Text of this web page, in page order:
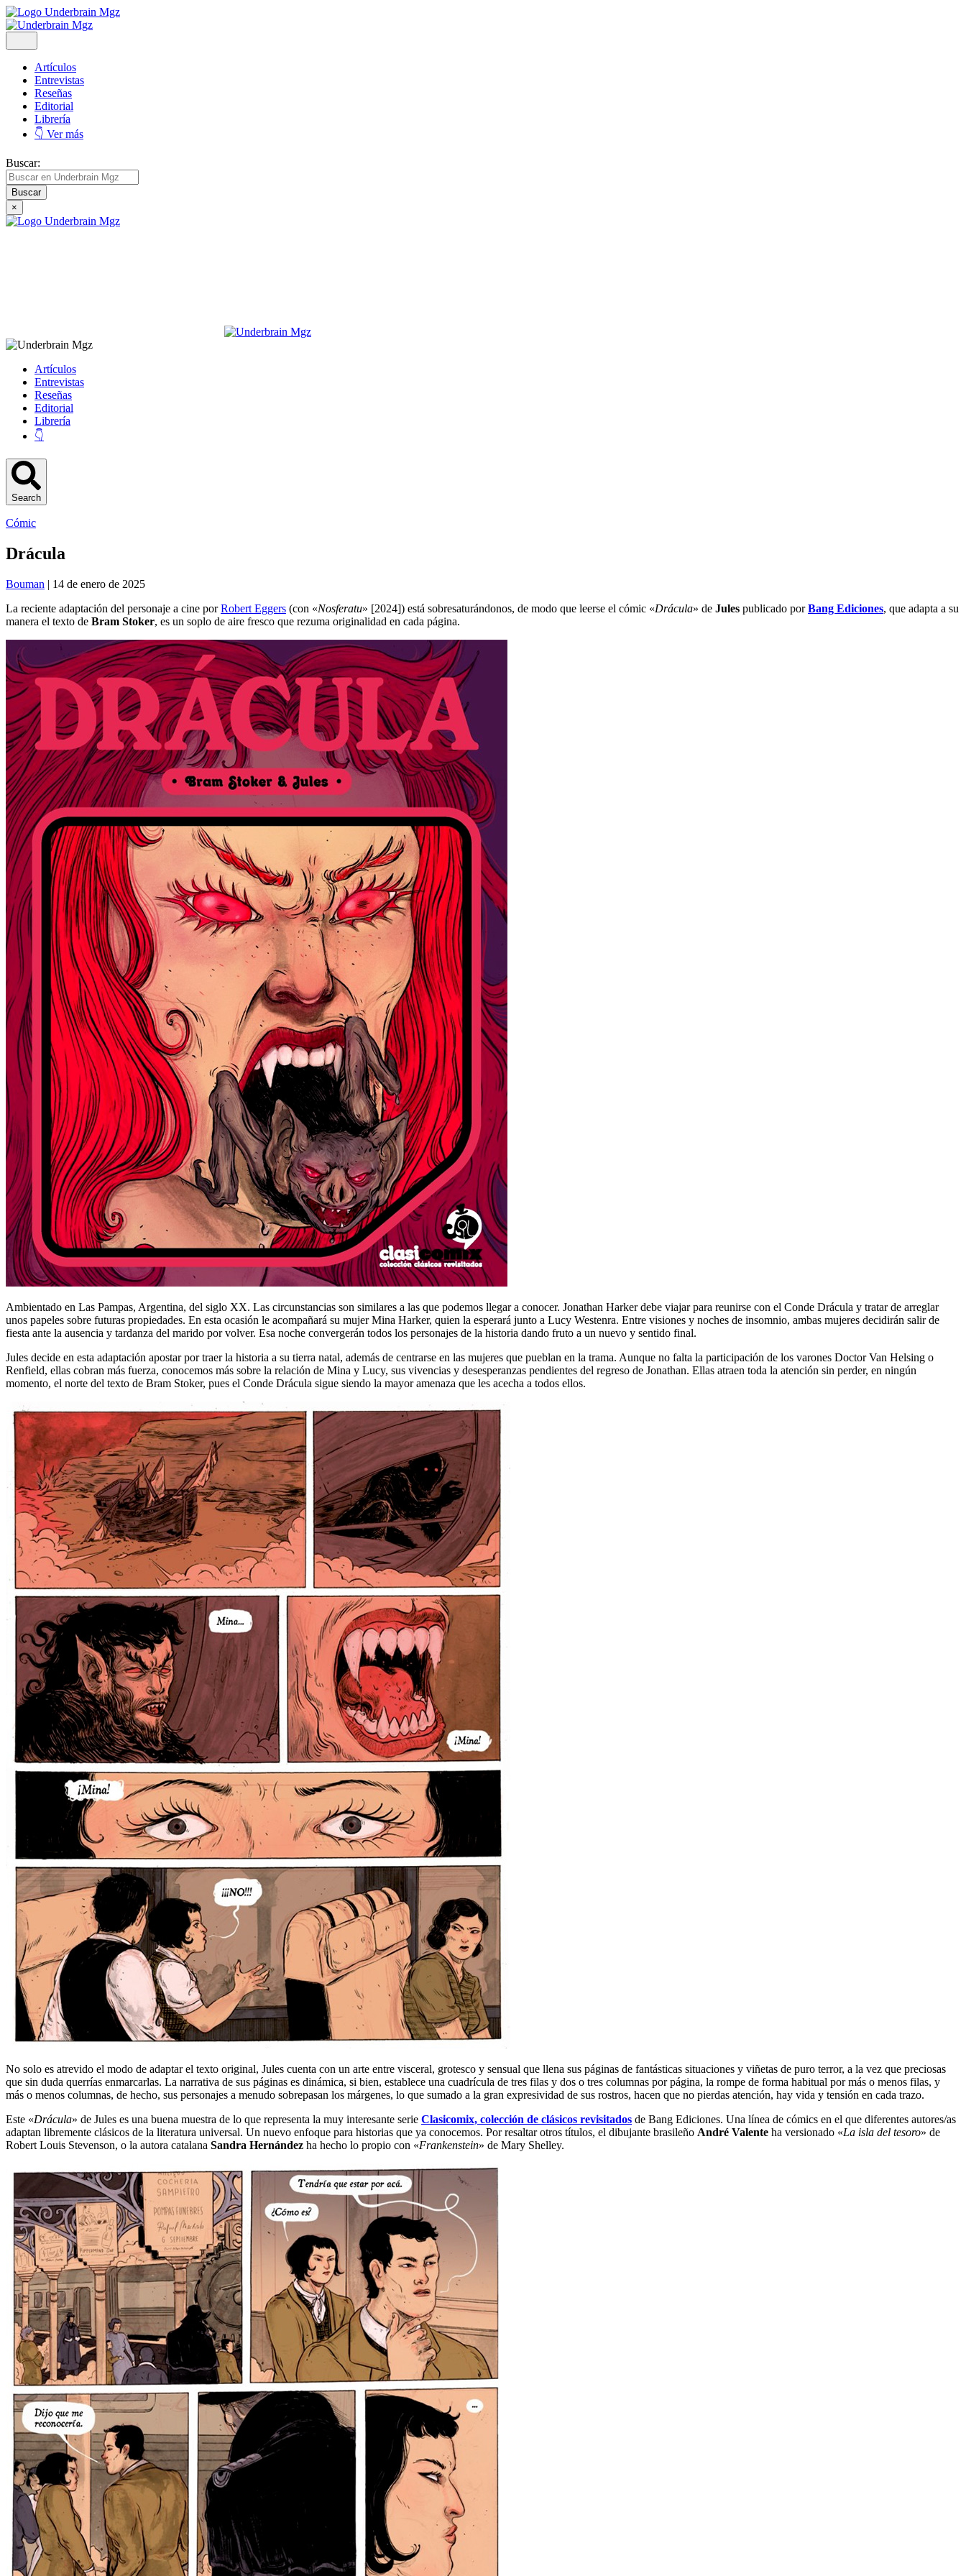
Artículos
Entrevistas
Reseñas
Editorial
Librería
👇 Ver más
Buscar:
×
Artículos
Entrevistas
Reseñas
Editorial
Librería
👇
Search
Cómic
Drácula
Bouman | 14 de enero de 2025
La reciente adaptación del personaje a cine porRobert Eggers (con «Nosferatu» [2024]) está sobresaturándonos, de modo que leerse el cómic «Drácula» de Jules publicado porBang Ediciones, que adapta a su
manera el texto de Bram Stoker, es un soplo de aire fresco que rezuma originalidad en cada página.
Ambientado en Las Pampas, Argentina, del siglo XX. Las circunstancias son similares a las que podemos llegar a conocer. Jonathan Harker debe viajar para reunirse con el Conde Drácula y tratar de arreglar
unos papeles sobre futuras propiedades. En esta ocasión le acompañará su mujer Mina Harker, quien la esperará junto a Lucy Westenra. Entre visiones y noches de insomnio, ambas mujeres decidirán salir de
fiesta ante la ausencia y tardanza del marido por volver. Esa noche convergerán todos los personajes de la historia dando fruto a un nuevo y sentido final.
Jules decide en esta adaptación apostar por traer la historia a su tierra natal, además de centrarse en las mujeres que pueblan en la trama. Aunque no falta la participación de los varones Doctor Van Helsing o
Renfield, ellas cobran más fuerza, conocemos más sobre la relación de Mina y Lucy, sus vivencias y desesperanzas pendientes del regreso de Jonathan. Ellas atraen toda la atención sin perder, en ningún
momento, el norte del texto de Bram Stoker, pues el Conde Drácula sigue siendo la mayor amenaza que les acecha a todos ellos.
No solo es atrevido el modo de adaptar el texto original, Jules cuenta con un arte entre visceral, grotesco y sensual que llena sus páginas de fantásticas situaciones y viñetas de puro terror, a la vez que preciosas
que sin duda querrías enmarcarlas. La narrativa de sus páginas es dinámica, si bien, establece una cuadrícula de tres filas y dos o tres columnas por página, la rompe de forma habitual por más o menos filas, y
más o menos columnas, de hecho, sus personajes a menudo sobrepasan los márgenes, lo que sumado a la gran expresividad de sus rostros, hacen que no pierdas atención, hay vida y tensión en cada trazo.
Este «Drácula» de Jules es una buena muestra de lo que representa la muy interesante serie Clasicomix, colección de clásicos revisitados de Bang Ediciones. Una línea de cómics en el que diferentes autores/as
adaptan libremente clásicos de la literatura universal. Un nuevo enfoque para historias que ya conocemos. Por resaltar otros títulos, el dibujante brasileño André Valente ha versionado «La isla del tesoro» de
Robert Louis Stevenson, o la autora catalana Sandra Hernández ha hecho lo propio con «Frankenstein» de Mary Shelley.